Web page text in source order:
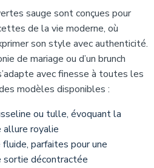
sauge sont conçues pour
de la vie moderne, où
son style avec authenticité.
de mariage ou d’un brunch
avec finesse à toutes les
modèles disponibles :
ou tulle, évoquant la
allure royalie
parfaites pour une
sortie décontractée